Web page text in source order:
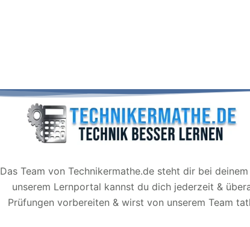
Das Team von Technikermathe.de steht dir bei
unserem Lernportal kannst du dich jederzeit &
Prüfungen vorbereiten & wirst von unserem Team